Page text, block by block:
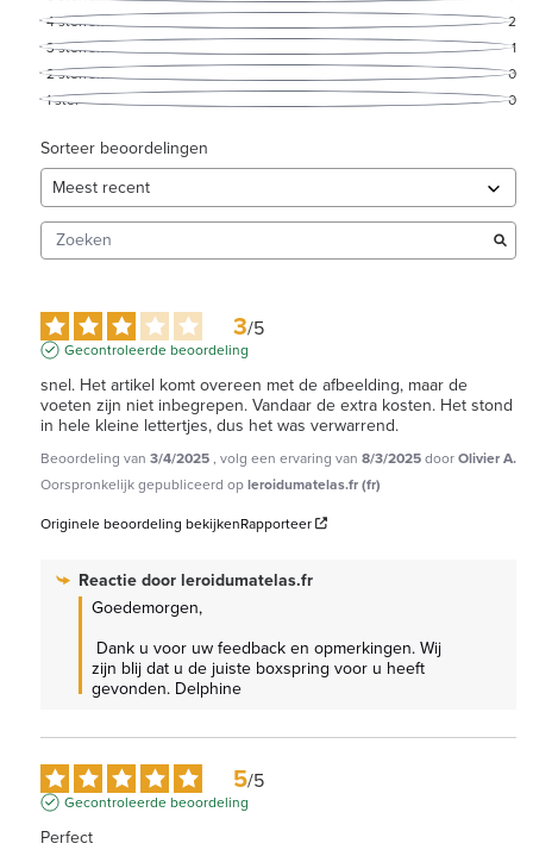
4sterren
2
3sterren
1
2sterren
0
1ster 0
Sorteer beoordelingen
3/5
Gecontroleerde beoordeling
snel. Het artikel komt overeen met de afbeelding, maar de
voeten zijn niet inbegrepen. Vandaar de extra kosten. Het stond
in hele kleine lettertjes, dus het was verwarrend.
Beoordeling van 3/4/2025, volg een ervaring van 8/3/2025doorOlivier A.
Oorspronkelijk gepubliceerd opleroidumatelas.fr (fr)
Originele beoordeling bekijkenRapporteer
Reactie door leroidumatelas.fr
Goedemorgen,
zijn blij dat u de juiste boxspring voor u heeft
gevonden. Delphine
5/5
Gecontroleerde beoordeling
Perfect